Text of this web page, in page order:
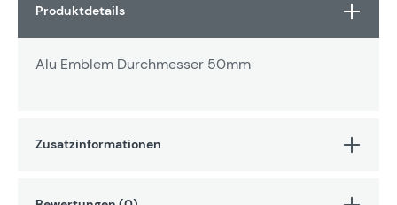
Produktdetails
Alu Emblem Durchmesser 50mm
Zusatzinformationen